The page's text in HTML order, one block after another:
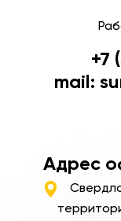
+7
mail:
Адрес